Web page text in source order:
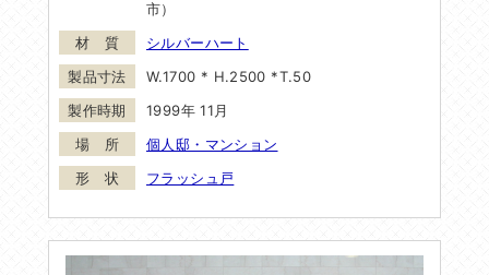
市）
シルバーハート
W.1700 * H.2500 *T.50
1999年 11月
個人邸・マンション
フラッシュ戸